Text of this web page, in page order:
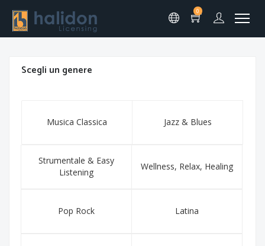
0
Scegli un genere
Musica Classica Jazz & Blues
Strumentale & Easy
Listening
Wellness, Relax, Healing
Pop Rock Latina